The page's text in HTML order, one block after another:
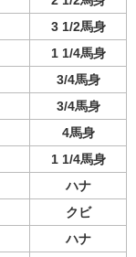
3 1/2馬身
1 1/4馬身
3/4馬身
3/4馬身
4馬身
1 1/4馬身
ハナ
クビ
ハナ